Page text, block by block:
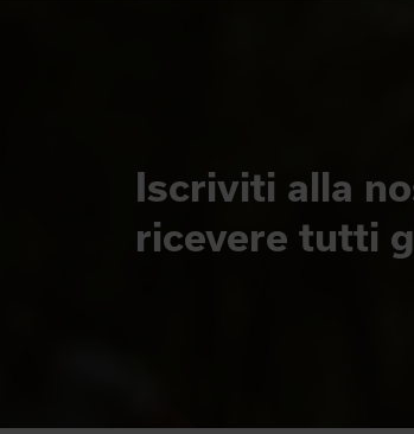
Iscriviti alla
ricevere tutti